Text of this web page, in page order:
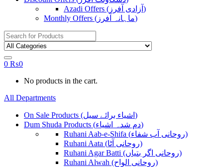
Azadi Offers (آزادی آفرز)
Monthly Offers (ماہانہ آفرز)
Search
for:
0 ₨0
No products in the cart.
All Departments
On Sale Products (اشیاء برائے سیل)
Dum Shuda Products (دم شدہ اشیاء)
Ruhani Aab-e-Shifa (روحانی آب شفاء)
Ruhani Aata (روحانی آٹا)
Ruhani Agar Batti (روحانی اگر بتیاں)
Ruhani Alwah (روحانی الواح)